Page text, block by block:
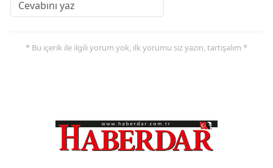
* Bu içerik ile ilgili yorum yok, ilk yorumu siz yazın, tartışalım *